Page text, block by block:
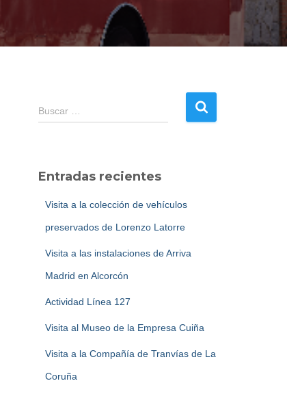
B
u
r
Buscar …
Entradas recientes
Visita a la colección de vehículos
preservados de Lorenzo Latorre
Visita a las instalaciones de Arriva
Madrid en Alcorcón
Actividad Línea 127
Visita al Museo de la Empresa Cuiña
Visita a la Compañía de Tranvías de La
Coruña